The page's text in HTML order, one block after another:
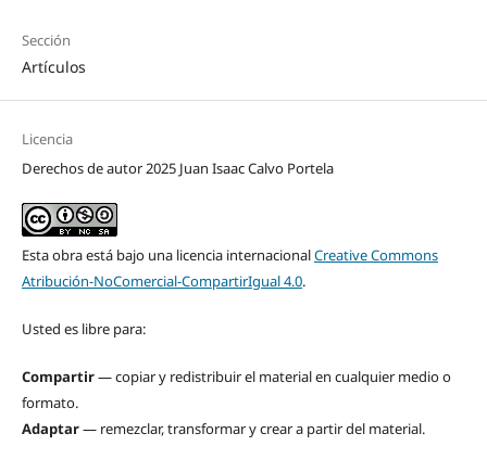
Sección
Artículos
Licencia
Derechos de autor 2025 Juan Isaac Calvo Portela
Esta obra está bajo una licencia internacionalCreative Commons
Atribución-NoComercial-CompartirIgual 4.0.
Usted es libre para:
Compartir— copiar y redistribuir el material en cualquier medio o
formato.
Adaptar— remezclar, transformar y crear a partir del material.